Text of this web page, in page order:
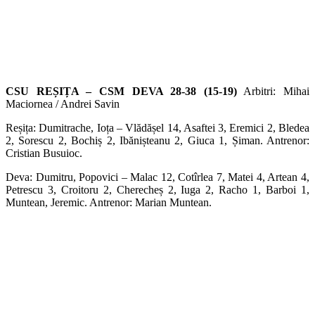
CSU REȘIȚA – CSM DEVA 28-38 (15-19)Arbitri: Mihai
Maciornea / Andrei Savin
Reșița: Dumitrache, Ioța – Vlădășel 14, Asaftei 3, Eremici 2, Bledea
2, Sorescu 2, Bochiș 2, Ibănișteanu 2, Giuca 1, Șiman. Antrenor:
Cristian Busuioc.
Deva: Dumitru, Popovici – Malac 12, Cotîrlea 7, Matei 4, Artean 4,
Petrescu 3, Croitoru 2, Cherecheș 2, Iuga 2, Racho 1, Barboi 1,
Muntean, Jeremic. Antrenor: Marian Muntean.